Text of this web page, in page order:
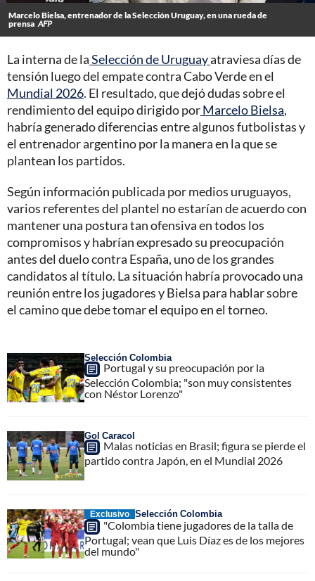
Marcelo Bielsa, entrenador de la Selección Uruguay, en una rueda de
prensa AFP
La interna de laSelección de Uruguayatraviesa días de
tensión luego del empate contra Cabo Verde en el
Mundial 2026. El resultado, que dejó dudas sobre el
rendimiento del equipo dirigido porMarcelo Bielsa,
habría generado diferencias entre algunos futbolistas y
el entrenador argentino por la manera en la que se
plantean los partidos.
Según información publicada por medios uruguayos,
varios referentes del plantel no estarían de acuerdo con
mantener una postura tan ofensiva en todos los
compromisos y habrían expresado su preocupación
antes del duelo contra España, uno de los grandes
candidatos al título. La situación habría provocado una
reunión entre los jugadores y Bielsa para hablar sobre
el camino que debe tomar el equipo en el torneo.
Selección Colombia
Portugal y su preocupación por la
Selección Colombia; "son muy consistentes
con Néstor Lorenzo"
Gol Caracol
Malas noticias en Brasil; figura se pierde el
partido contra Japón, en el Mundial 2026
Exclusivo Selección Colombia
"Colombia tiene jugadores de la talla de
Portugal; vean que Luis Díaz es de los mejores
del mundo"